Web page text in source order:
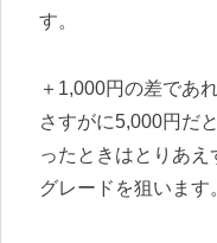
す。
＋1,000円の差であ
さすがに5,000円だ
ったときはとりあ
グレードを狙います